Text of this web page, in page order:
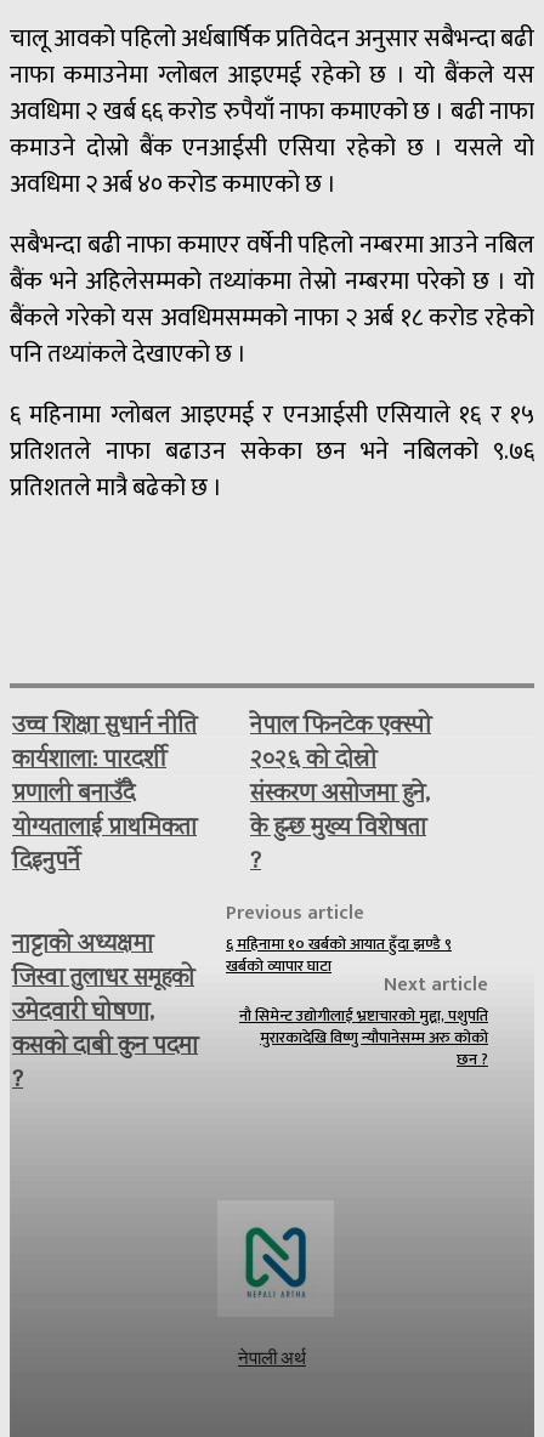
चालू आवको पहिलो अर्धबार्षिक प्रतिवेदन अनुसार सबैभन्दा बढी
नाफा कमाउनेमा ग्लोबल आइएमई रहेको छ । यो बैंकले यस
अवधिमा २ खर्ब ६६ करोड रुपैयाँ नाफा कमाएको छ । बढी नाफा
कमाउने दोस्रो बैंक एनआईसी एसिया रहेको छ । यसले यो
अवधिमा २ अर्ब ४० करोड कमाएको छ ।
सबैभन्दा बढी नाफा कमाएर वर्षेनी पहिलो नम्बरमा आउने नबिल
बैंक भने अहिलेसम्मको तथ्यांकमा तेस्रो नम्बरमा परेको छ । यो
बैंकले गरेको यस अवधिमसम्मको नाफा २ अर्ब १८ करोड रहेको
पनि तथ्यांकले देखाएको छ ।
६ महिनामा ग्लोबल आइएमई र एनआईसी एसियाले १६ र १५
प्रतिशतले नाफा बढाउन सकेका छन भने नबिलको ९.७६
प्रतिशतले मात्रै बढेको छ ।
उच्च शिक्षा सुधार्न नीति
कार्यशाला: पारदर्शी
प्रणाली बनाउँदै
योग्यतालाई प्राथमिकता
दिइनुपर्ने
नेपाल फिनटेक एक्स्पो
२०२६ को दोस्रो
संस्करण असोजमा हुने,
के हुन्छ मुख्य विशेषता
?
नाट्टाकाे अध्यक्षमा
जिस्वा तुलाधर समूहको
उमेदवारी घोषणा,
कसको दाबी कुन पदमा
?
Previous article
६ महिनामा १० खर्बको आयात हुँदा झण्डै ९
खर्बको व्यापार घाटा
Next article
नौ सिमेन्ट उद्योगीलाई भ्रष्टाचारको मुद्दा, पशुपति
मुरारकादेखि विष्णु न्यौपानेसम्म अरु कोको
छन ?
नेपाली अर्थ